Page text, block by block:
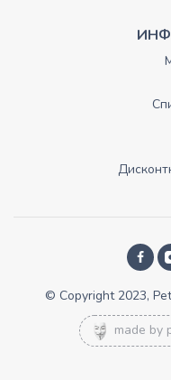
© Copyright 2023,
made by